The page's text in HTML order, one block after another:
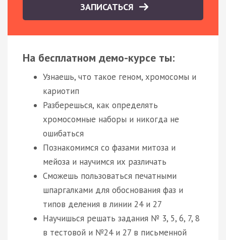
ЗАПИСАТЬСЯ
На бесплатном демо-курсе ты:
Узнаешь, что такое геном, хромосомы и
кариотип
Разберешься, как определять
хромосомные наборы и никогда не
ошибаться
Познакомимся со фазами митоза и
мейоза и научимся их различать
Сможешь пользоваться печатными
шпаргалками для обоснования фаз и
типов деления в линии 24 и 27
Научишься решать задания № 3, 5, 6, 7, 8
в тестовой и №24 и 27 в письменной